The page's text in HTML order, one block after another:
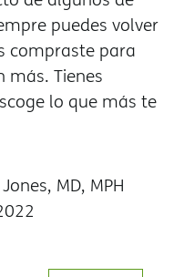
puedes volver
compraste para
más. Tienes
lo que más te
MD, MPH